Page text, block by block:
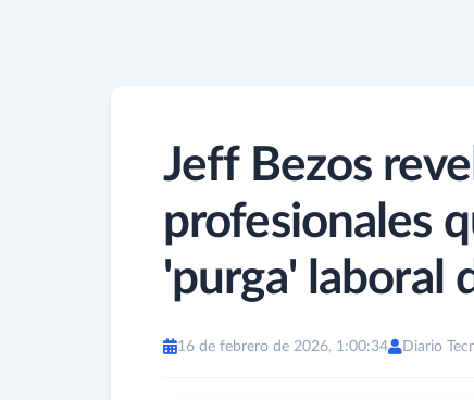
Jeff Bezos
profesionales
'purga' laboral
16 de febrero de 2026, 1:00:34 Diario